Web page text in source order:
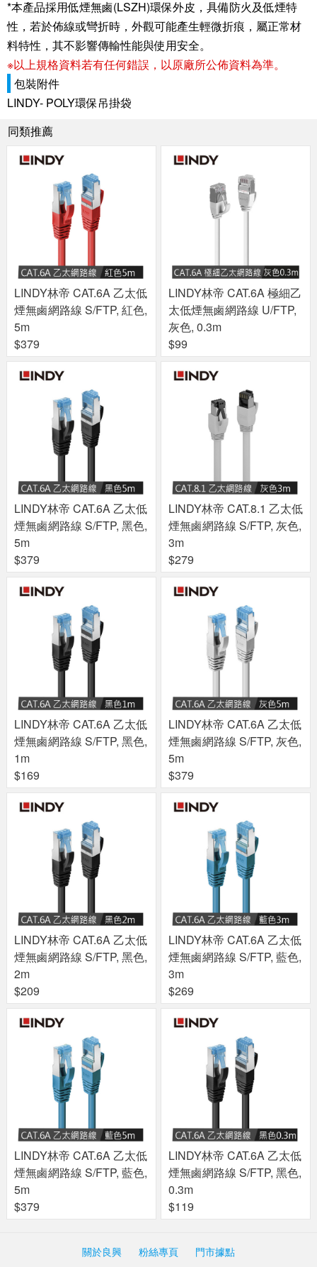
*本產品採用低煙無鹵(LSZH)環保外皮，具備防火及低煙特
性，若於佈線或彎折時，外觀可能產生輕微折痕，屬正常材
料特性，其不影響傳輸性能與使用安全。
※以上規格資料若有任何錯誤，以原廠所公佈資料為準。
包裝附件
LINDY- POLY環保吊掛袋
同類推薦
LINDY林帝 CAT.6A 乙太低
煙無鹵網路線 S/FTP, 紅色,
5m
$379
LINDY林帝 CAT.6A 極細乙
太低煙無鹵網路線 U/FTP,
灰色, 0.3m
$99
LINDY林帝 CAT.6A 乙太低
煙無鹵網路線 S/FTP, 黑色,
5m
$379
LINDY林帝 CAT.8.1 乙太低
煙無鹵網路線 S/FTP, 灰色,
3m
$279
LINDY林帝 CAT.6A 乙太低
煙無鹵網路線 S/FTP, 黑色,
1m
$169
LINDY林帝 CAT.6A 乙太低
煙無鹵網路線 S/FTP, 灰色,
5m
$379
LINDY林帝 CAT.6A 乙太低
煙無鹵網路線 S/FTP, 黑色,
2m
$209
LINDY林帝 CAT.6A 乙太低
煙無鹵網路線 S/FTP, 藍色,
3m
$269
LINDY林帝 CAT.6A 乙太低
煙無鹵網路線 S/FTP, 藍色,
5m
$379
LINDY林帝 CAT.6A 乙太低
煙無鹵網路線 S/FTP, 黑色,
0.3m
$119
關於良興 粉絲專頁 門市據點